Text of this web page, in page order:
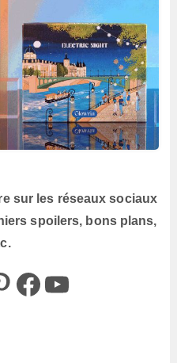
sur les réseaux sociaux
spoilers, bons plans,
Box AZ @Box-AZ